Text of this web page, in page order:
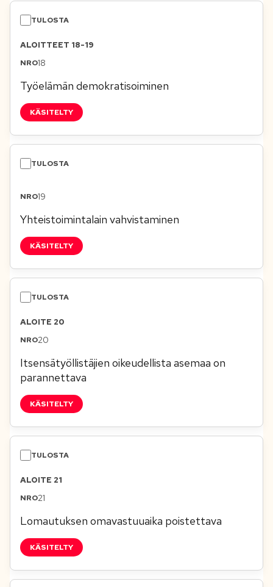
ALOITTEET 18-19
18
Työelämän demokratisoiminen
KÄSITELTY
19
Yhteistoimintalain vahvistaminen
KÄSITELTY
ALOITE 20
20
Itsensätyöllistäjien oikeudellista asemaa on
parannettava
KÄSITELTY
ALOITE 21
21
Lomautuksen omavastuuaika poistettava
KÄSITELTY